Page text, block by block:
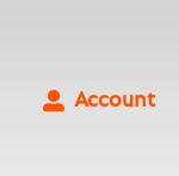
Account